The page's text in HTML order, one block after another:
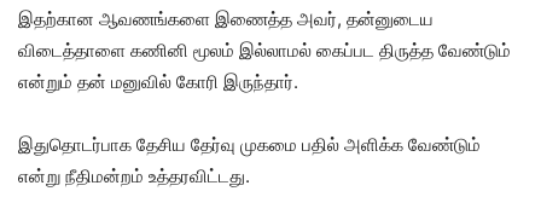
இதற்கான ஆவணங்களை இணைத்த அவர், தன்னுடைய
விடைத்தாளை கணினி மூலம் இல்லாமல் கைப்பட திருத்த வேண்டும்
என்றும் தன் மனுவில் கோரி இருந்தார்.
இதுதொடர்பாக தேசிய தேர்வு முகமை பதில் அளிக்க வேண்டும்
என்று நீதிமன்றம் உத்தரவிட்டது.